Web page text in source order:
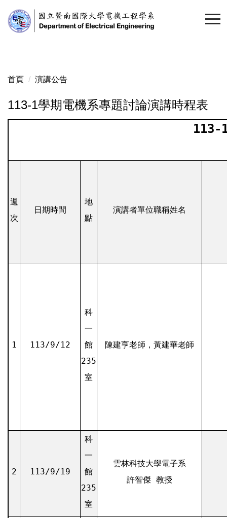
到
主
區
首頁 演講公告
113-1學期電機系專題討論演講時程表
113-
週
次
日期時間
地
點
演講者單位職稱姓名
1 113/9/12
科
一
館
235
室
陳建亨老師，黃建華老師
2 113/9/19
科
一
館
235
室
雲林科技大學電子系
許智傑 教授